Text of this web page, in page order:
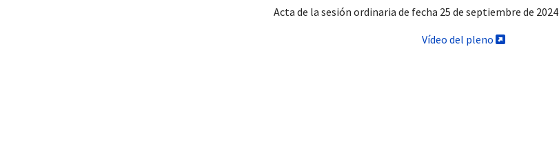
Acta de la sesión ordinaria de fecha 25 de septiembre de 2024
Vídeo del pleno